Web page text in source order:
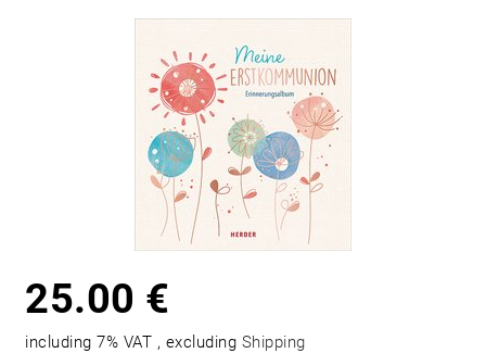
25.00 €
including 7% VAT , excluding Shipping